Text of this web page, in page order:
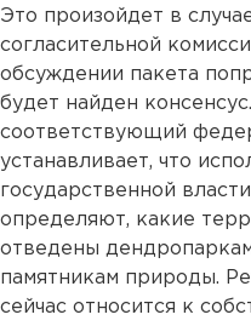
Это произойдет в
согласительной
обсуждении пакета
будет найден
соответствующий
устанавливает, что
государственной
определяют, какие
отведены
памятникам природы.
сейчас относится к